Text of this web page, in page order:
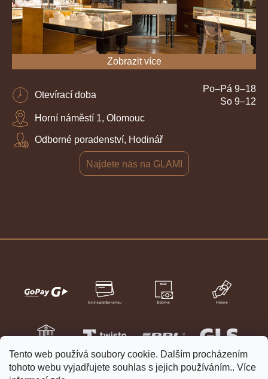
Tento web používá soubory cookie. Dalším procházením
tohoto webu vyjadřujete souhlas s jejich používáním.. Více
Zobrazit více
Otevírací doba
Po–Pá 9–18
So 9–12
Horní náměstí 1, Olomouc
Odborné poradenství, Hodinář
Najdete nás na GLAMI